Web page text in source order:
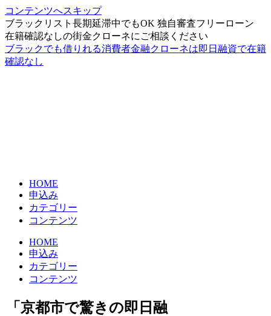
コンテンツへスキップ
ブラックリスト長期延滞中でもOK 独自審査フリーローン
在籍確認なしの街金クローネにご相談ください
ブラックでも借りれる消費者金融クローネは即日融資で在籍
確認なし
HOME
申込み
カテゴリー
コンテンツ
HOME
申込み
カテゴリー
コンテンツ
「京都市で驚きの即日融